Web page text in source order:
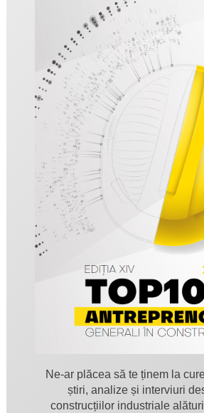
Ne-ar plăcea să te ținem la
știri, analize și interviuri
construcțiilor industriale